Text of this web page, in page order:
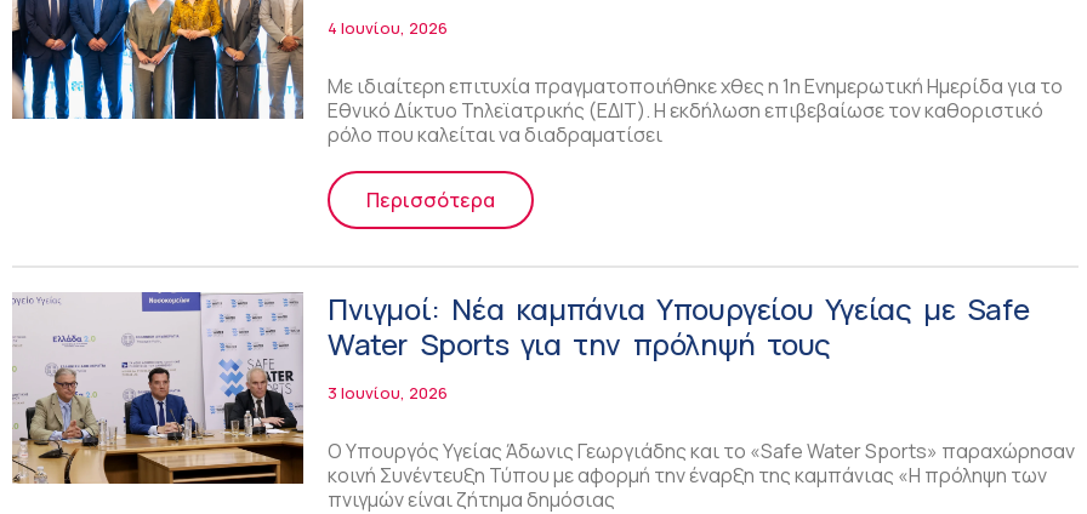
4 Ιουνίου, 2026
Με ιδιαίτερη επιτυχία πραγματοποιήθηκε χθες η 1η Ενημερωτική Ημερίδα για το
Εθνικό Δίκτυο Τηλεϊατρικής (ΕΔΙΤ). Η εκδήλωση επιβεβαίωσε τον καθοριστικό
ρόλο που καλείται να διαδραματίσει
Περισσότερα
Πνιγμοί: Νέα καμπάνια Υπουργείου Υγείας με Safe
Water Sports για την πρόληψή τους
3 Ιουνίου, 2026
Ο Υπουργός Υγείας Άδωνις Γεωργιάδης και το «Safe Water Sports» παραχώρησαν
κοινή Συνέντευξη Τύπου με αφορμή την έναρξη της καμπάνιας «Η πρόληψη των
πνιγμών είναι ζήτημα δημόσιας